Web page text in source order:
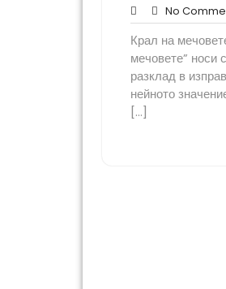
No
Крал на
мечовете” носи
разклад в
нейното
[…]